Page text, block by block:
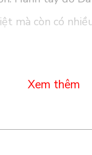
mà còn có
và Khoáng
Lạt là một
khoáng chất
Xem thêm